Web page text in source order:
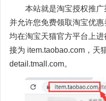
本站就是淘宝授权推广
并允许您免费领取淘宝优
均在淘宝天猫官方平台上
接为 item.taobao.com，天
detail.tmall.com。